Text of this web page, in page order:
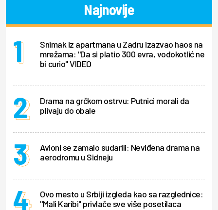
Najnovije
Snimak iz apartmana u Zadru izazvao haos na
mrežama: "Da si platio 300 evra, vodokotlić ne
bi curio" VIDEO
Drama na grčkom ostrvu: Putnici morali da
plivaju do obale
Avioni se zamalo sudarili: Neviđena drama na
aerodromu u Sidneju
Ovo mesto u Srbiji izgleda kao sa razglednice:
"Mali Karibi" privlače sve više posetilaca